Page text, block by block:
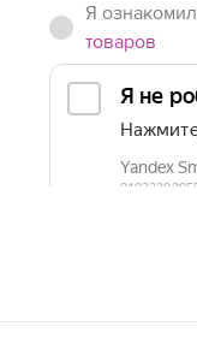
Я
товаров